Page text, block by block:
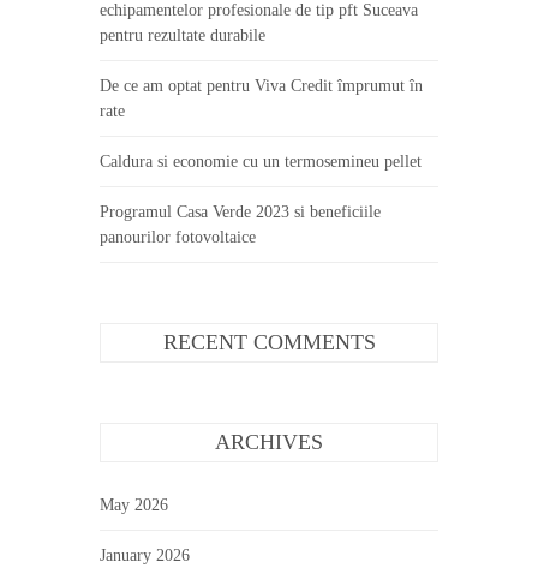
echipamentelor profesionale de tip pft Suceava
pentru rezultate durabile
De ce am optat pentru Viva Credit împrumut în
rate
Caldura si economie cu un termosemineu pellet
Programul Casa Verde 2023 si beneficiile
panourilor fotovoltaice
RECENT COMMENTS
ARCHIVES
May 2026
January 2026